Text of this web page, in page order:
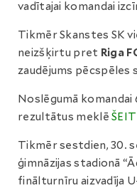
vadītajai komandai
Tikmēr Skanstes SK
neizšķirtu pret Riga
zaudējums pēcspēles
Noslēgumā komandai
rezultātus meklēŠEIT
Tikmēr sestdien, 30.
ģimnāzijas stadionā
finālturnīru aizvadīja